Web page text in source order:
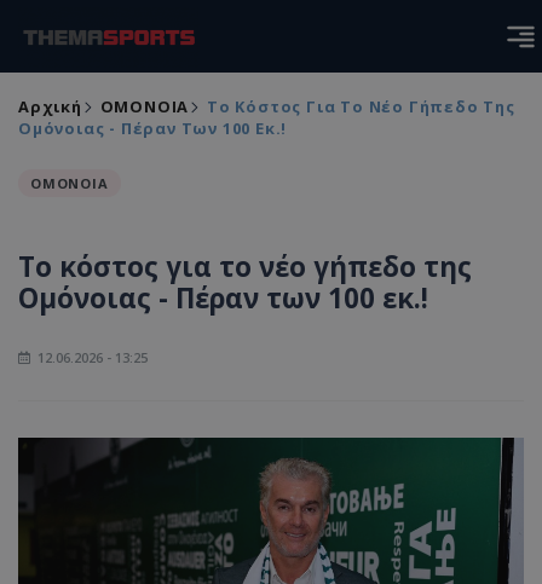
Αρχική ΟΜΟΝΟΙΑ
To Κόστος Για Το Νέο Γήπεδο Της
Ομόνοιας - Πέραν Των 100 Εκ.!
ΟΜΟΝΟΙΑ
To κόστος για το νέο γήπεδο της
Ομόνοιας - Πέραν των 100 εκ.!
12.06.2026 - 13:25